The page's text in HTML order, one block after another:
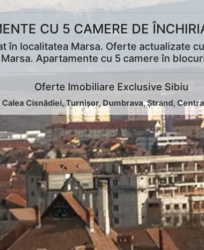
CU 5 CAMERE DE
în localitatea Marsa. Oferte actualizate
Apartamente cu 5 camere în
Oferte Imobiliare Exclusive Sibiu
Calea Cisnădiei,Turnișor, Dumbrava,Ștrand,